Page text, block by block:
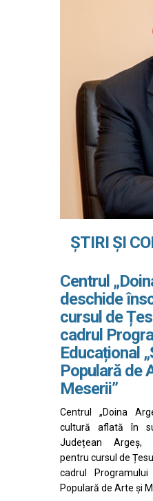
ȘTIRI ȘI
Centrul
deschide
cursul de
cadrul
Educațional
Populară de
Meserii”
Centrul „Doina
cultură aflată în
Județean Argeș,
pentru cursul de
cadrul Programului
Populară de Arte și